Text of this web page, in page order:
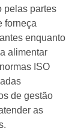
pelas partes
forneça
enquanto
alimentar
ISO
de gestão
as